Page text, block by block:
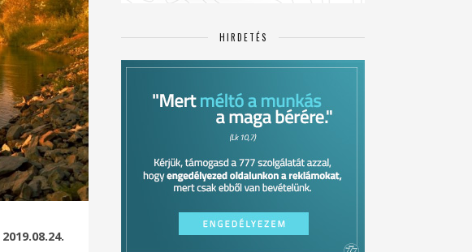
2019.08.24.
HIRDETÉS